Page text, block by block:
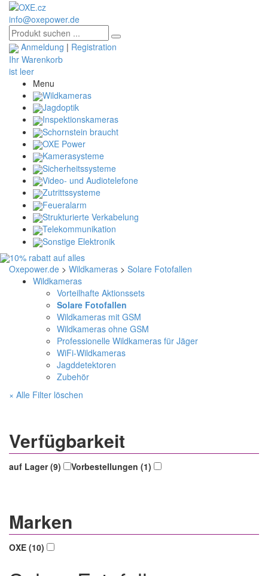
info@oxepower.de
Anmeldung | Registration
Ihr Warenkorb
ist leer
Menu
Wildkameras
Jagdoptik
Inspektionskameras
Schornstein braucht
OXE Power
Kamerasysteme
Sicherheitssysteme
Video- und Audiotelefone
Zutrittssysteme
Feueralarm
Strukturierte Verkabelung
Telekommunikation
Sonstige Elektronik
Oxepower.de > Wildkameras > Solare Fotofallen
Wildkameras
Vorteilhafte Aktionssets
Solare Fotofallen
Wildkameras mit GSM
Wildkameras ohne GSM
Professionelle Wildkameras für Jäger
WiFi-Wildkameras
Jagddetektoren
Zubehör
× Alle Filter löschen
Verfügbarkeit
auf Lager (9) Vorbestellungen (1)
Marken
OXE (10)